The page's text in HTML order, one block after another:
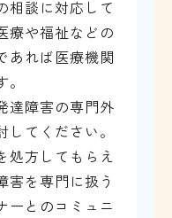
相談に対応して
療や福祉などの
あれば医療機関
達障害の専門外
てください。
処方してもらえ
害を専門に扱う
ーとのコミュニ